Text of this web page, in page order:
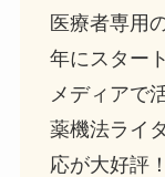
医療者専用
年にスター
メディアで
薬機法ライ
応が大好評